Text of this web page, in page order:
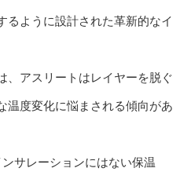
るように設計された革新的なイ
、アスリートはレイヤーを脱ぐ
温度変化に悩まされる傾向があ
サレーションにはない保温